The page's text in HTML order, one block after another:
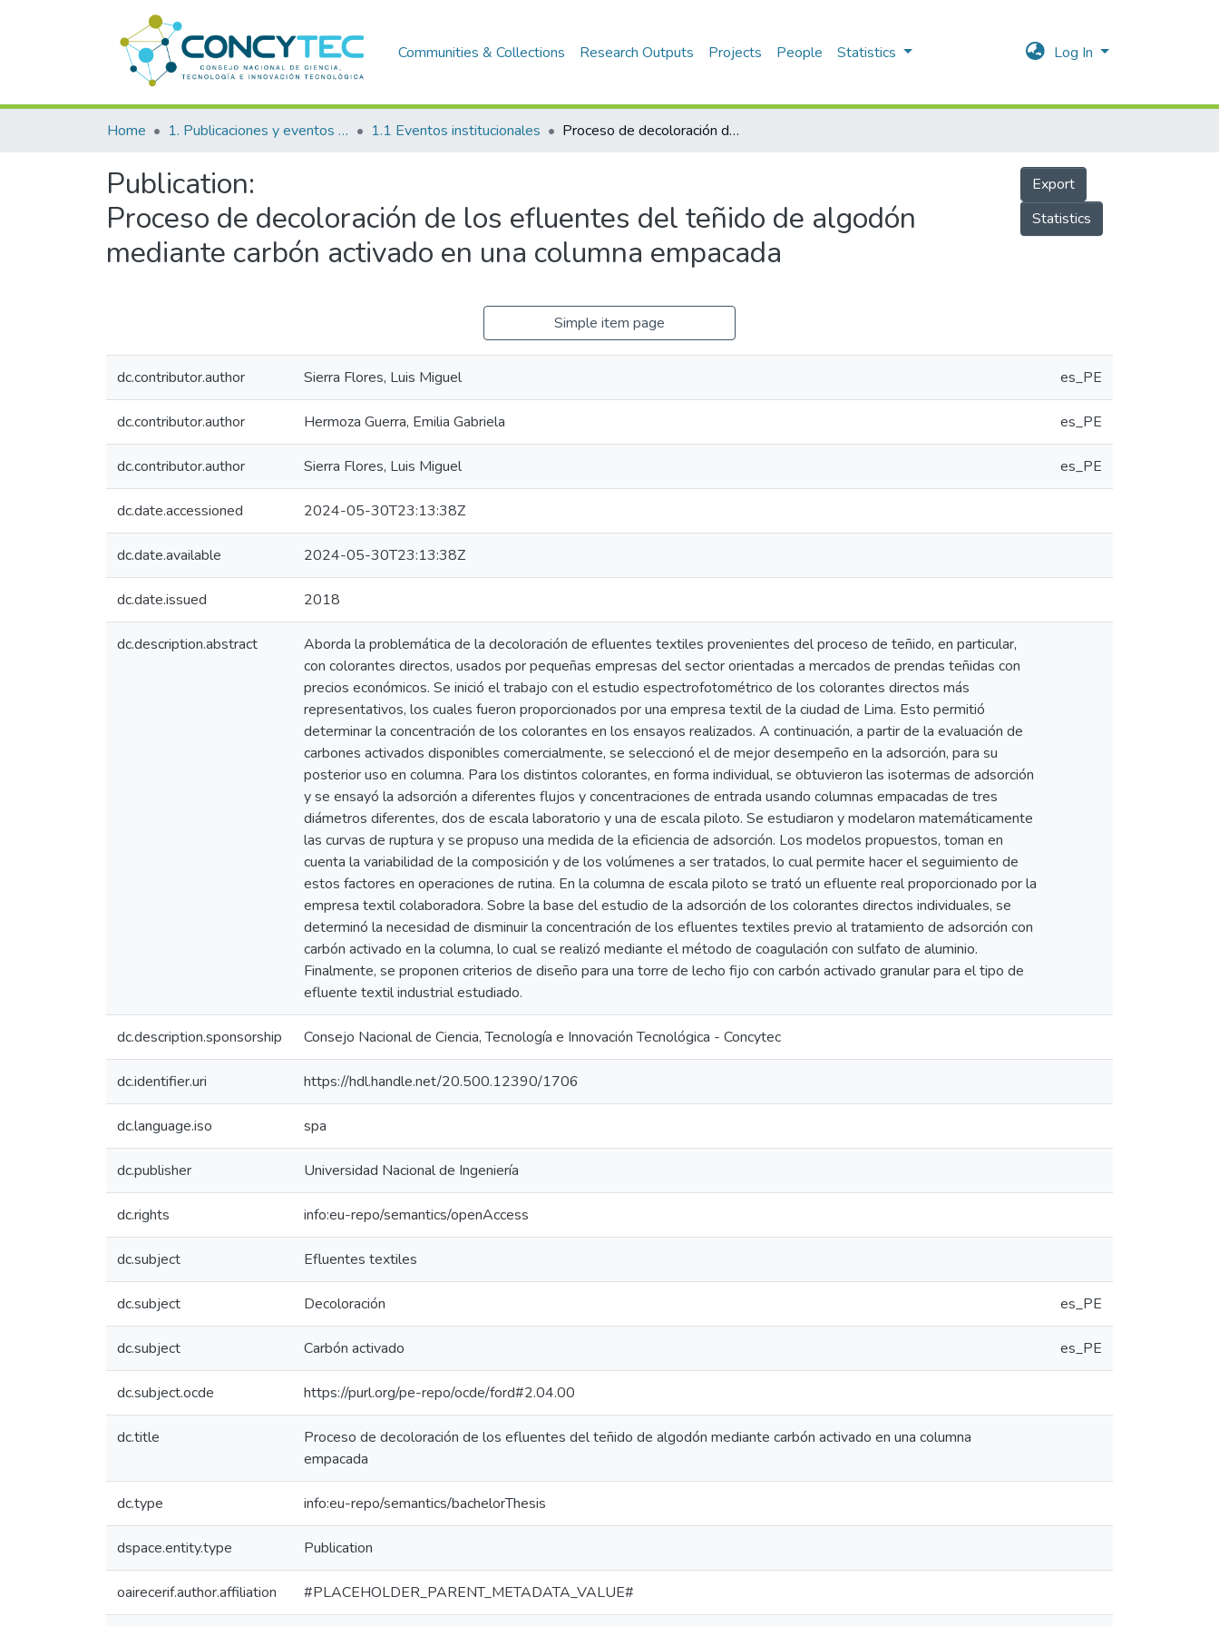
Communities & Collections Research Outputs Projects People Statistics Log In
Home 1. Publicaciones y eventos institucionales 1.1 Eventos institucionales Proceso de decoloración de los efluentes del teñido de algodón mediante carbón activado en una columna empacada
Publication:
Proceso de decoloración de los efluentes del teñido de algodón
mediante carbón activado en una columna empacada
Export
Statistics
Simple item page
dc.contributor.author Sierra Flores, Luis Miguel es_PE
dc.contributor.author Hermoza Guerra, Emilia Gabriela es_PE
dc.contributor.author Sierra Flores, Luis Miguel es_PE
dc.date.accessioned 2024-05-30T23:13:38Z
dc.date.available 2024-05-30T23:13:38Z
dc.date.issued 2018
dc.description.abstract
Aborda la problemática de la decoloración de efluentes textiles provenientes del proceso de teñido, en particular,
con colorantes directos, usados por pequeñas empresas del sector orientadas a mercados de prendas teñidas con
precios económicos. Se inició el trabajo con el estudio espectrofotométrico de los colorantes directos más
representativos, los cuales fueron proporcionados por una empresa textil de la ciudad de Lima. Esto permitió
determinar la concentración de los colorantes en los ensayos realizados. A continuación, a partir de la evaluación de
carbones activados disponibles comercialmente, se seleccionó el de mejor desempeño en la adsorción, para su
posterior uso en columna. Para los distintos colorantes, en forma individual, se obtuvieron las isotermas de adsorción
y se ensayó la adsorción a diferentes flujos y concentraciones de entrada usando columnas empacadas de tres
diámetros diferentes, dos de escala laboratorio y una de escala piloto. Se estudiaron y modelaron matemáticamente
las curvas de ruptura y se propuso una medida de la eficiencia de adsorción. Los modelos propuestos, toman en
cuenta la variabilidad de la composición y de los volúmenes a ser tratados, lo cual permite hacer el seguimiento de
estos factores en operaciones de rutina. En la columna de escala piloto se trató un efluente real proporcionado por la
empresa textil colaboradora. Sobre la base del estudio de la adsorción de los colorantes directos individuales, se
determinó la necesidad de disminuir la concentración de los efluentes textiles previo al tratamiento de adsorción con
carbón activado en la columna, lo cual se realizó mediante el método de coagulación con sulfato de aluminio.
Finalmente, se proponen criterios de diseño para una torre de lecho fijo con carbón activado granular para el tipo de
efluente textil industrial estudiado.
dc.description.sponsorship Consejo Nacional de Ciencia, Tecnología e Innovación Tecnológica - Concytec
dc.identifier.uri https://hdl.handle.net/20.500.12390/1706
dc.language.iso spa
dc.publisher Universidad Nacional de Ingeniería
dc.rights info:eu-repo/semantics/openAccess
dc.subject Efluentes textiles
dc.subject Decoloración es_PE
dc.subject Carbón activado es_PE
dc.subject.ocde https://purl.org/pe-repo/ocde/ford#2.04.00
dc.title
Proceso de decoloración de los efluentes del teñido de algodón mediante carbón activado en una columna
empacada
dc.type info:eu-repo/semantics/bachelorThesis
dspace.entity.type Publication
oairecerif.author.affiliation #PLACEHOLDER_PARENT_METADATA_VALUE#